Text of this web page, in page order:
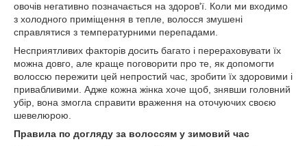
овочів негативно позначається на здоров'ї. Коли ми входимо
з холодного приміщення в тепле, волосся змушені
справлятися з температурними перепадами.
Несприятливих факторів досить багато і перераховувати їх
можна довго, але краще поговорити про те, як допомогти
волоссю пережити цей непростий час, зробити їх здоровими і
привабливими. Адже кожна жінка хоче щоб, знявши головний
убір, вона змогла справити враження на оточуючих своєю
шевелюрою.
Правила по догляду за волоссям у зимовий час